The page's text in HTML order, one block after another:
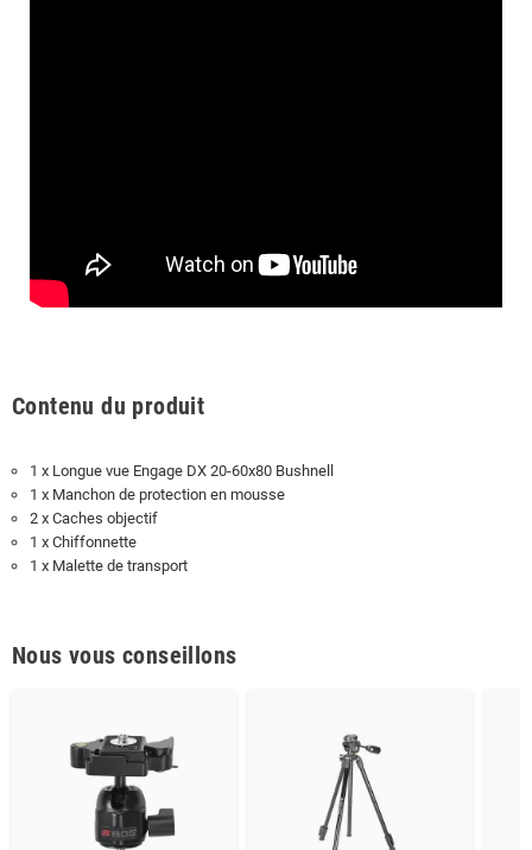
Contenu du produit
1 x Longue vue Engage DX 20-60x80 Bushnell
1 x Manchon de protection en mousse
2 x Caches objectif
1 x Chiffonnette
1 x Malette de transport
Nous vous conseillons